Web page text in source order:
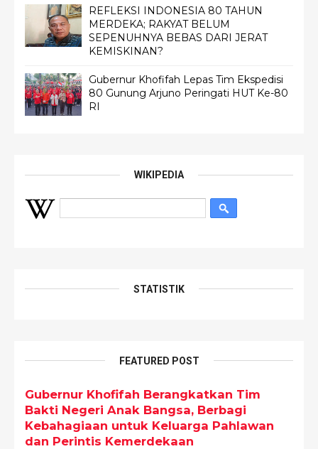
REFLEKSI INDONESIA 80 TAHUN
MERDEKA; RAKYAT BELUM
SEPENUHNYA BEBAS DARI JERAT
KEMISKINAN?
Gubernur Khofifah Lepas Tim Ekspedisi
80 Gunung Arjuno Peringati HUT Ke-80
RI
WIKIPEDIA
STATISTIK
FEATURED POST
Gubernur Khofifah Berangkatkan Tim
Bakti Negeri Anak Bangsa, Berbagi
Kebahagiaan untuk Keluarga Pahlawan
dan Perintis Kemerdekaan